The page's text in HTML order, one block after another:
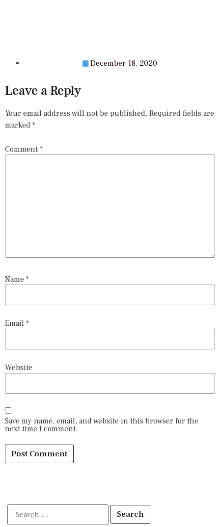
December 18, 2020
Leave a Reply
Your email address will not be published. Required fields are
marked *
Comment *
Name *
Email *
Website
Save my name, email, and website in this browser for the
next time I comment.